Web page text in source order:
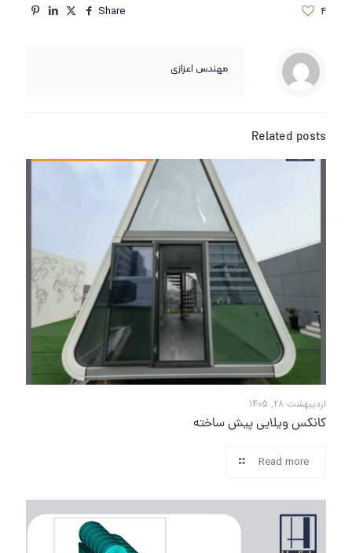
Share 4
مهندس اعزازی
Related posts
اردیبهشت 28, 1405
کانکس ویلایی پیش ساخته
Read more